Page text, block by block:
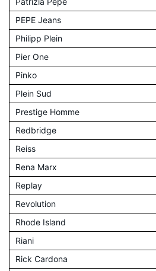
PEPE Jeans
Philipp Plein
Pier One
Pinko
Plein Sud
Prestige Homme
Redbridge
Reiss
Rena Marx
Replay
Revolution
Rhode Island
Riani
Rick Cardona